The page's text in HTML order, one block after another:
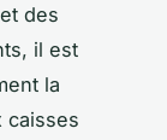
des
il est
la
caisses